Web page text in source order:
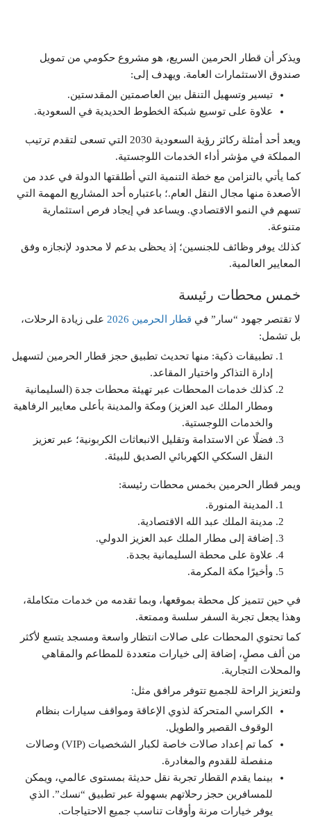
ويذكر أن قطار الحرمين السريع، هو مشروع حكومي من تمويل
صندوق الاستثمارات العامة. ويهدف إلى:
تيسير وتسهيل التنقل بين العاصمتين المقدستين.
علاوة على توسيع شبكة الخطوط الحديدية في السعودية.
ويعد أحد أمثلة ركائز رؤية السعودية 2030 التي تسعى لتقدم ترتيب
المملكة في مؤشر أداء الخدمات اللوجستية.
كما يأتي بالتزامن مع خطة التنمية التي أطلقتها الدولة في عدد من
الأصعدة منها مجال النقل العام.؛ باعتباره أحد المشاريع المهمة التي
تسهم في النمو الاقتصادي. ويساعد في إيجاد فرص استثمارية
متنوعة.
كذلك يوفر وظائف للجنسين؛ إذ يحظى بدعم لا محدود لإنجازه وفق
المعايير العالمية.
خمس محطات رئيسة
لا تقتصر جهود “سار” في قطار الحرمين 2026
على زيادة الرحلات،
بل تشمل:
تطبيقات ذكية: منها تحديث تطبيق حجز قطار الحرمين لتسهيل
إدارة التذاكر واختيار المقاعد.
كذلك خدمات المحطات عبر تهيئة محطات جدة (السليمانية
ومطار الملك عبد العزيز) ومكة والمدينة بأعلى معايير الرفاهية
والخدمات اللوجستية.
فضلًا عن الاستدامة وتقليل الانبعاثات الكربونية؛ عبر تعزيز
النقل السككي الكهربائي الصديق للبيئة.
ويمر قطار الحرمين بخمس محطات رئيسة:
المدينة المنورة.
مدينة الملك عبد الله الاقتصادية.
إضافة إلى مطار الملك عبد العزيز الدولي.
علاوة على محطة السليمانية بجدة.
وأخيرًا مكة المكرمة.
في حين تتميز كل محطة بموقعها، وبما تقدمه من خدمات متكاملة،
وهذا يجعل تجربة السفر سلسة وممتعة.
كما تحتوي المحطات على صالات انتظار واسعة ومسجد يتسع لأكثر
من ألف مصلٍ، إضافة إلى خيارات متعددة للمطاعم والمقاهي
والمحلات التجارية.
ولتعزيز الراحة للجميع تتوفر مرافق مثل:
الكراسي المتحركة لذوي الإعاقة ومواقف سيارات بنظام
الوقوف القصير والطويل.
كما تم إعداد صالات خاصة لكبار الشخصيات (VIP) وصالات
منفصلة للقدوم والمغادرة.
بينما يقدم القطار تجربة نقل حديثة بمستوى عالمي، ويمكن
للمسافرين حجز رحلاتهم بسهولة عبر تطبيق “نسك”. الذي
يوفر خيارات مرنة وأوقات تناسب جميع الاحتياجات.